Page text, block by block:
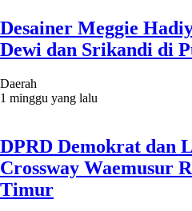
Desainer Meggie
Dewi dan Srikandi di
Daerah
1 minggu yang lalu
DPRD Demokrat dan
Crossway Waemusur
Timur